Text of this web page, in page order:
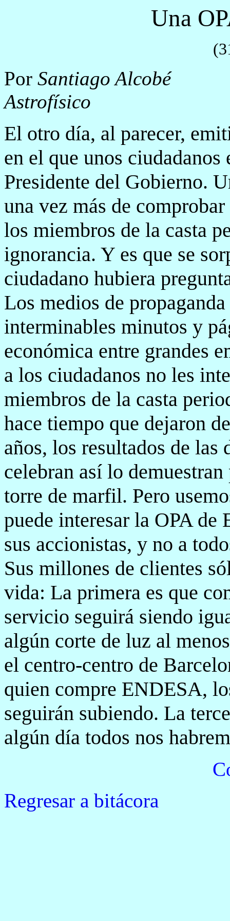
Una
Por Santiago Alcobé
Astrofísico
El otro día, al parecer,
en el que unos ciudadanos
Presidente del Gobierno.
una vez más de
los miembros de la casta
ignorancia. Y es que se
ciudadano hubiera
Los medios de
interminables minutos y
económica entre grandes
a los ciudadanos no les
miembros de la casta
hace tiempo que dejaron
años, los resultados de las
celebran así lo
torre de marfil. Pero
puede interesar la OPA
sus accionistas, y no a
Sus millones de clientes
vida: La primera es que
servicio seguirá siendo
algún corte de luz al
el centro-centro de
quien compre ENDESA,
seguirán subiendo. La
algún día todos nos
Regresar a bitácora